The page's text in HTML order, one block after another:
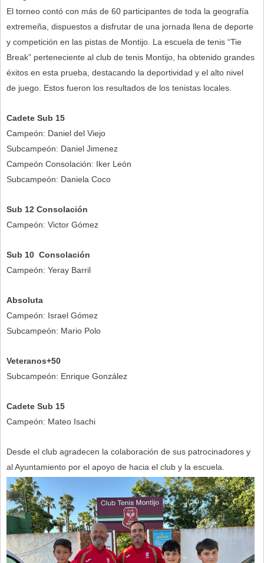
El torneo contó con más de 60 participantes de toda la geografía
extremeña, dispuestos a disfrutar de una jornada llena de deporte
y competición en las pistas de Montijo. La escuela de tenis “Tie
Break” perteneciente al club de tenis Montijo, ha obtenido grandes
éxitos en esta prueba, destacando la deportividad y el alto nivel
de juego. Estos fueron los resultados de los tenistas locales.
Cadete Sub 15
Campeón: Daniel del Viejo
Subcampeón: Daniel Jimenez
Campeón Consolación: Iker León
Subcampeón: Daniela Coco
Sub 12 Consolación
Campeón: Victor Gómez
Sub 10 Consolación
Campeón: Yeray Barril
Absoluta
Campeón: Israel Gómez
Subcampeón: Mario Polo
Veteranos+50
Subcampeón: Enrique González
Cadete Sub 15
Campeón: Mateo Isachi
Desde el club agradecen la colaboración de sus patrocinadores y
al Ayuntamiento por el apoyo de hacia el club y la escuela.